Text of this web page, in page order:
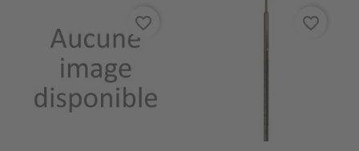
favorite_border favorite_border